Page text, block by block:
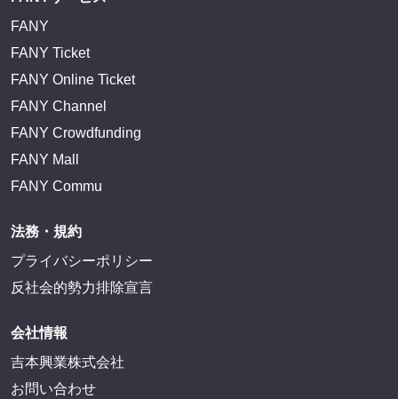
FANY
FANY Ticket
FANY Online Ticket
FANY Channel
FANY Crowdfunding
FANY Mall
FANY Commu
法務・規約
プライバシーポリシー
反社会的勢力排除宣言
会社情報
吉本興業株式会社
お問い合わせ